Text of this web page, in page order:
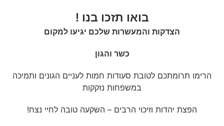
בואו תזכו בנו !
הצדקות והמעשרות שלכם יגיעו למקום
כשר והגון
הרימו תרומתכם לטובת סעודות חמות לעניים הגונים ותמיכה
במשפחות נזקקות
הפצת יהדות וזיכוי הרבים – השקעה טובה לחיי נצח!